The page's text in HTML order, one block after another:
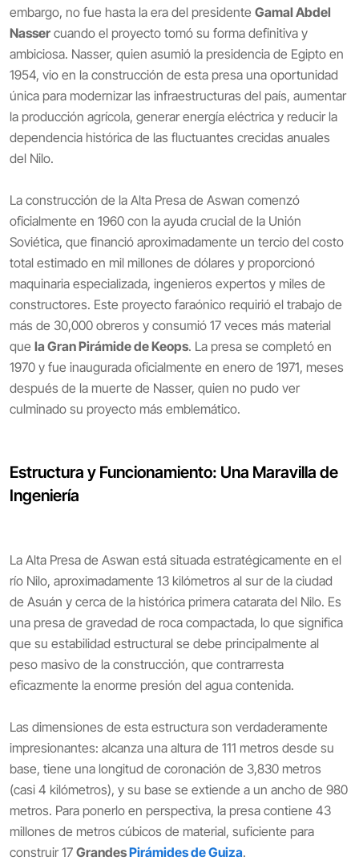
embargo, no fue hasta la era del presidente Gamal Abdel
Nasser cuando el proyecto tomó su forma definitiva y
ambiciosa. Nasser, quien asumió la presidencia de Egipto en
1954, vio en la construcción de esta presa una oportunidad
única para modernizar las infraestructuras del país, aumentar
la producción agrícola, generar energía eléctrica y reducir la
dependencia histórica de las fluctuantes crecidas anuales
del Nilo.
La construcción de la Alta Presa de Aswan comenzó
oficialmente en 1960 con la ayuda crucial de la Unión
Soviética, que financió aproximadamente un tercio del costo
total estimado en mil millones de dólares y proporcionó
maquinaria especializada, ingenieros expertos y miles de
constructores. Este proyecto faraónico requirió el trabajo de
más de 30,000 obreros y consumió 17 veces más material
que la Gran Pirámide de Keops. La presa se completó en
1970 y fue inaugurada oficialmente en enero de 1971, meses
después de la muerte de Nasser, quien no pudo ver
culminado su proyecto más emblemático.
Estructura y Funcionamiento: Una Maravilla de
Ingeniería
La Alta Presa de Aswan está situada estratégicamente en el
río Nilo, aproximadamente 13 kilómetros al sur de la ciudad
de Asuán y cerca de la histórica primera catarata del Nilo. Es
una presa de gravedad de roca compactada, lo que significa
que su estabilidad estructural se debe principalmente al
peso masivo de la construcción, que contrarresta
eficazmente la enorme presión del agua contenida.
Las dimensiones de esta estructura son verdaderamente
impresionantes: alcanza una altura de 111 metros desde su
base, tiene una longitud de coronación de 3,830 metros
(casi 4 kilómetros), y su base se extiende a un ancho de 980
metros. Para ponerlo en perspectiva, la presa contiene 43
millones de metros cúbicos de material, suficiente para
construir 17 GrandesPirámides de Guiza.